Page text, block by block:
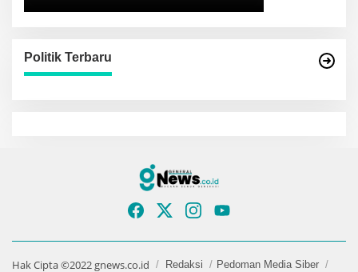
Politik Terbaru
Hak Cipta ©2022 gnews.co.id Redaksi Pedoman Media Siber